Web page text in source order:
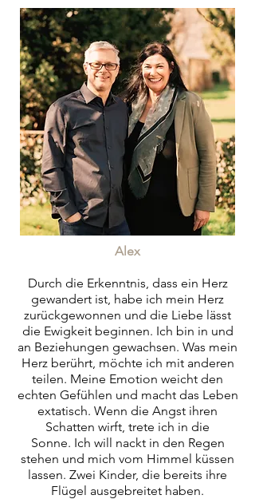
Alex
Durch die Erkenntnis, dass ein Herz
gewandert ist, habe ich mein Herz
zurückgewonnen und die Liebe lässt
die Ewigkeit beginnen. Ich bin in und
an Beziehungen gewachsen. Was mein
Herz berührt, möchte ich mit anderen
teilen. Meine Emotion weicht den
echten Gefühlen und macht das Leben
extatisch. Wenn die Angst ihren
Schatten wirft, trete ich in die
Sonne. Ich will nackt in den Regen
stehen und mich vom Himmel küssen
lassen. Zwei Kinder, die bereits ihre
Flügel ausgebreitet haben.